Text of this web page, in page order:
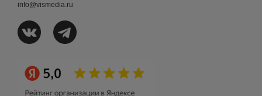
info@vismedia.ru